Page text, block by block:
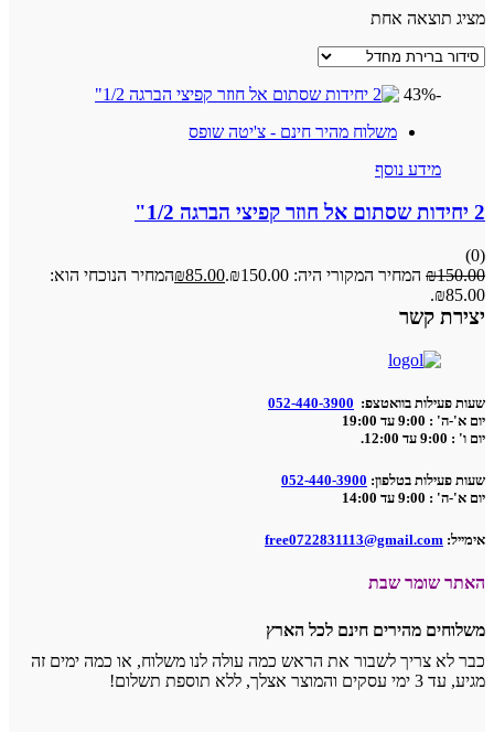
מציג תוצאה אחת
-43%
משלוח מהיר חינם - צ'יטה שופס
מידע נוסף
2 יחידות שסתום אל חוזר קפיצי הברגה 1/2"
(0)
₪150.00 המחיר המקורי היה: ₪150.00. ₪85.00
המחיר הנוכחי הוא:
₪85.00.
יצירת קשר
שעות פעילות בוואטצפ: 052-440-3900
יום א'-ה' : 9:00 עד 19:00
יום ו' : 9:00 עד 12:00.
שעות פעילות בטלפון: 052-440-3900
יום א'-ה' : 9:00 עד 14:00
אימייל: free0722831113@gmail.com
האתר שומר שבת
משלוחים מהירים חינם לכל הארץ
כבר לא צריך לשבור את הראש כמה עולה לנו משלוח, או כמה ימים זה
מגיע, עד 3 ימי עסקים והמוצר אצלך, ללא תוספת תשלום!